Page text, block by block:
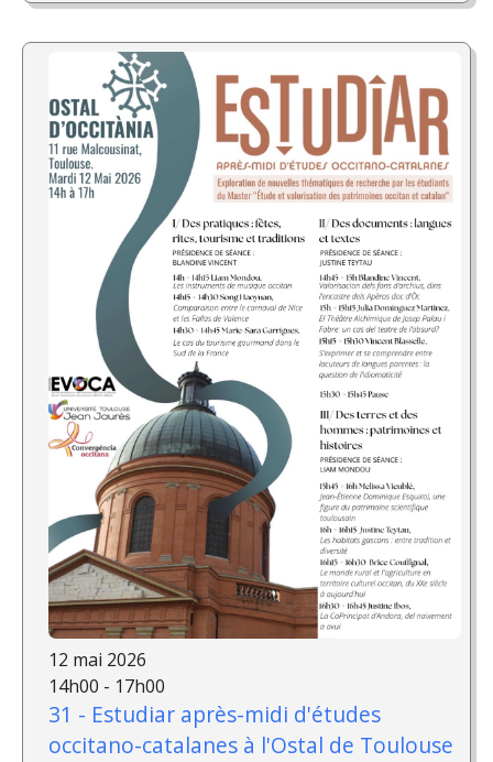
12 mai 2026
14h00 - 17h00
31 - Estudiar après-midi d'études
occitano-catalanes à l'Ostal de Toulouse